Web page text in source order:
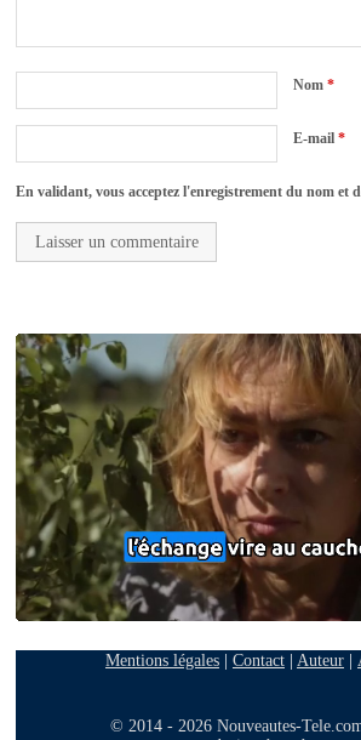
Nom*
E-mail*
En validant, vous acceptez l'enregistrement du nom et
Mentions légales| Contact| Auteur|
© 2014 - 2026 Nouveautes-